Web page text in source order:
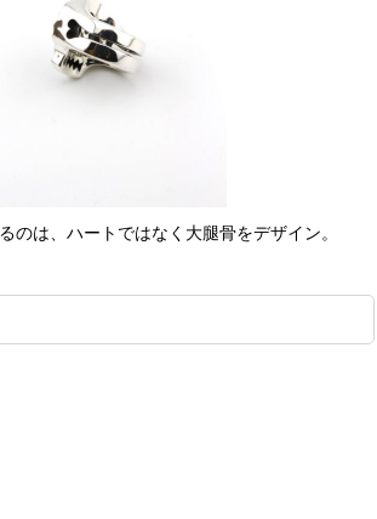
のは、ハートではなく大腿骨をデザイン。